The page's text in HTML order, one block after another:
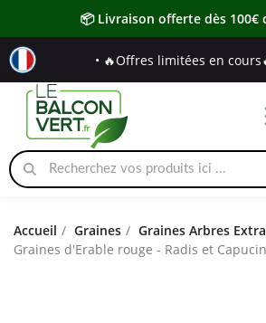
📦 Livraison offerte dès 100€
• 🔥Offres limitées en
Accueil Graines
Graines Arbres
Graines d'Erable rouge - Radis et